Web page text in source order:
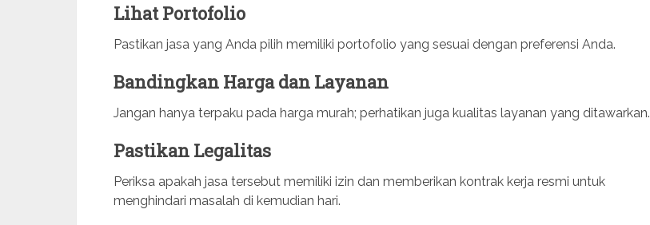
Lihat Portofolio
Pastikan jasa yang Anda pilih memiliki portofolio yang sesuai dengan preferensi Anda.
Bandingkan Harga dan Layanan
Jangan hanya terpaku pada harga murah; perhatikan juga kualitas layanan yang ditawarkan.
Pastikan Legalitas
Periksa apakah jasa tersebut memiliki izin dan memberikan kontrak kerja resmi untuk
menghindari masalah di kemudian hari.